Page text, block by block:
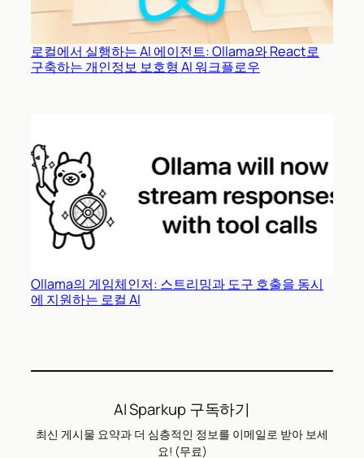
로컬에서 실행하는 AI 에이전트: Ollama와 React로
구축하는 개인정보 보호형 AI 워크플로우
Ollama의 게임체인저: 스트리밍과 도구 호출을 동시
에 지원하는 로컬 AI
AI Sparkup 구독하기
최신 게시물 요약과 더 심층적인 정보를 이메일로 받아 보세
요! (무료)